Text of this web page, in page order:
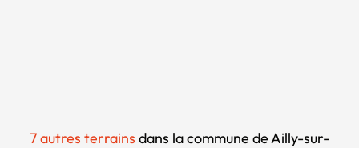
7 autres terrains dans la commune de Ailly-sur-